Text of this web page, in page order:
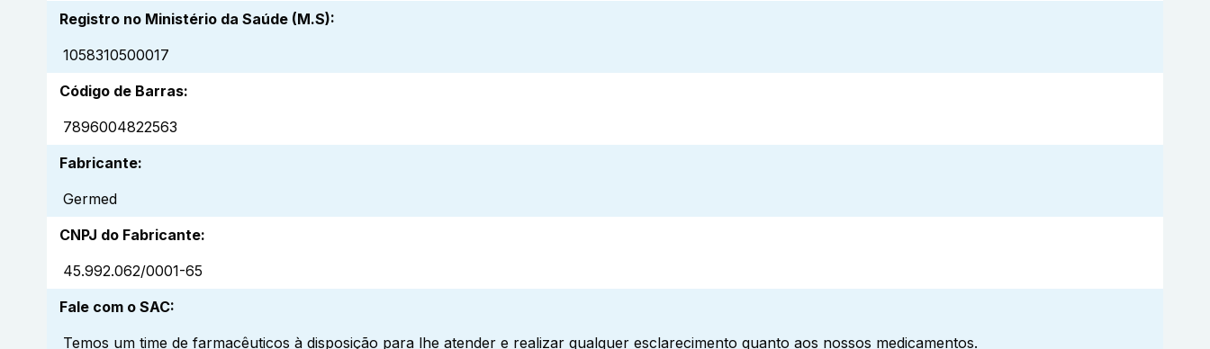
Registro no Ministério da Saúde (M.S):
1058310500017
Código de Barras:
7896004822563
Fabricante:
Germed
CNPJ do Fabricante:
45.992.062/0001-65
Fale com o SAC:
Temos um time de farmacêuticos à disposição para lhe atender e realizar qualquer esclarecimento quanto aos nossos medicamentos.